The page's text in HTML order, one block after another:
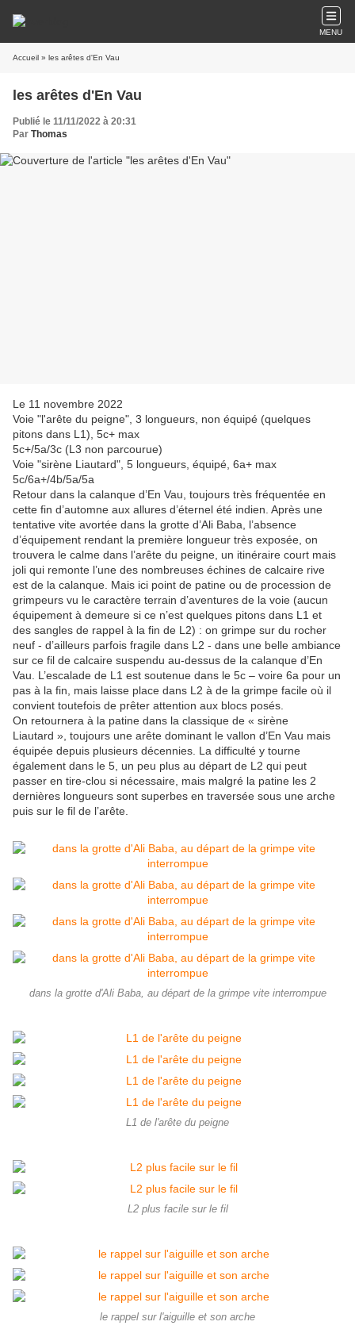
MENU
Accueil » les arêtes d'En Vau
les arêtes d'En Vau
Publié le 11/11/2022 à 20:31
Par Thomas
Le 11 novembre 2022
Voie "l'arête du peigne", 3 longueurs, non équipé (quelques
pitons dans L1), 5c+ max
5c+/5a/3c (L3 non parcourue)
Voie "sirène Liautard", 5 longueurs, équipé, 6a+ max
5c/6a+/4b/5a/5a
Retour dans la calanque d’En Vau, toujours très fréquentée en
cette fin d’automne aux allures d’éternel été indien. Après une
tentative vite avortée dans la grotte d’Ali Baba, l’absence
d’équipement rendant la première longueur très exposée, on
trouvera le calme dans l’arête du peigne, un itinéraire court mais
joli qui remonte l’une des nombreuses échines de calcaire rive
est de la calanque. Mais ici point de patine ou de procession de
grimpeurs vu le caractère terrain d’aventures de la voie (aucun
équipement à demeure si ce n’est quelques pitons dans L1 et
des sangles de rappel à la fin de L2) : on grimpe sur du rocher
neuf - d’ailleurs parfois fragile dans L2 - dans une belle ambiance
sur ce fil de calcaire suspendu au-dessus de la calanque d’En
Vau. L’escalade de L1 est soutenue dans le 5c – voire 6a pour un
pas à la fin, mais laisse place dans L2 à de la grimpe facile où il
convient toutefois de prêter attention aux blocs posés.
On retournera à la patine dans la classique de « sirène
Liautard », toujours une arête dominant le vallon d’En Vau mais
équipée depuis plusieurs décennies. La difficulté y tourne
également dans le 5, un peu plus au départ de L2 qui peut
passer en tire-clou si nécessaire, mais malgré la patine les 2
dernières longueurs sont superbes en traversée sous une arche
puis sur le fil de l’arête.
dans la grotte d'Ali Baba, au départ de la grimpe vite interrompue
L1 de l'arête du peigne
L2 plus facile sur le fil
le rappel sur l'aiguille et son arche